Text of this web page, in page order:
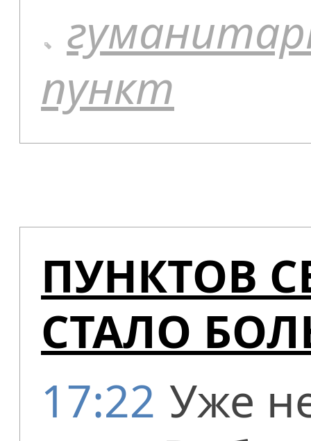
пункт
ПУНКТОВ
СТАЛО
17:22 Уже